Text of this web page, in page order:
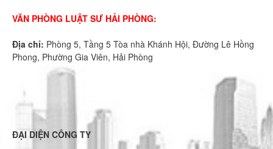
VĂN PHÒNG LUẬT SƯ HẢI PHÒNG:
Địa chỉ: Phòng 5, Tầng 5 Tòa nhà Khánh Hội, Đường Lê Hồng
Phong, Phường Gia Viên, Hải Phòng
ĐẠI DIỆN CÔNG TY